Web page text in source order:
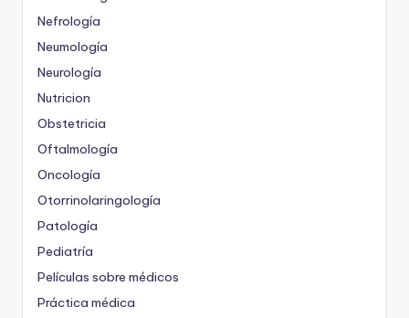
Nefrología
Neumología
Neurología
Nutricion
Obstetricia
Oftalmología
Oncología
Otorrinolaringología
Patología
Pediatría
Películas sobre médicos
Práctica médica